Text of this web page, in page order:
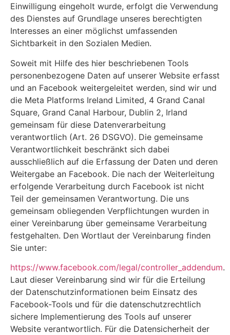
Einwilligung eingeholt wurde, erfolgt die Verwendung
des Dienstes auf Grundlage unseres berechtigten
Interesses an einer möglichst umfassenden
Sichtbarkeit in den Sozialen Medien.
Soweit mit Hilfe des hier beschriebenen Tools
personenbezogene Daten auf unserer Website erfasst
und an Facebook weitergeleitet werden, sind wir und
die Meta Platforms Ireland Limited, 4 Grand Canal
Square, Grand Canal Harbour, Dublin 2, Irland
gemeinsam für diese Datenverarbeitung
verantwortlich (Art. 26 DSGVO). Die gemeinsame
Verantwortlichkeit beschränkt sich dabei
ausschließlich auf die Erfassung der Daten und deren
Weitergabe an Facebook. Die nach der Weiterleitung
erfolgende Verarbeitung durch Facebook ist nicht
Teil der gemeinsamen Verantwortung. Die uns
gemeinsam obliegenden Verpflichtungen wurden in
einer Vereinbarung über gemeinsame Verarbeitung
festgehalten. Den Wortlaut der Vereinbarung finden
Sie unter:
https://www.facebook.com/legal/controller_addendum.
Laut dieser Vereinbarung sind wir für die Erteilung
der Datenschutzinformationen beim Einsatz des
Facebook-Tools und für die datenschutzrechtlich
sichere Implementierung des Tools auf unserer
Website verantwortlich. Für die Datensicherheit der